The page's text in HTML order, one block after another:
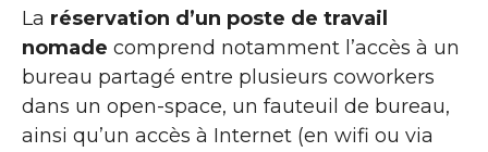
La réservation d’un poste de travail
nomade comprend notamment l’accès à un
bureau partagé entre plusieurs coworkers
dans un open-space, un fauteuil de bureau,
ainsi qu’un accès à Internet (en wifi ou via